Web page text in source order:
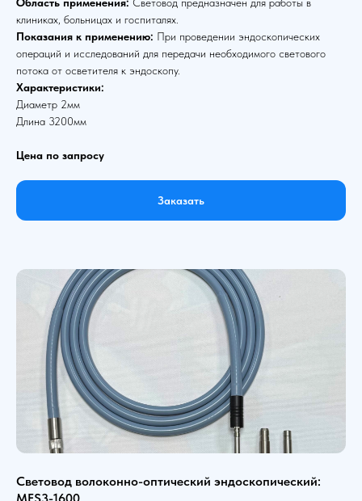
Область применения: Световод предназначен для работы в
клиниках, больницах и госпиталях.
Показания к применению: При проведении эндоскопических
операций и исследований для передачи необходимого светового
потока от осветителя к эндоскопу.
Характеристики:
Диаметр 2мм
Длина 3200мм
Цена по запросу
Заказать
Световод волоконно-оптический эндоскопический: